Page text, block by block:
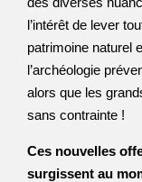
l’intérêt de lever
patrimoine naturel
l’archéologie
alors que les
sans contrainte !
Ces nouvelles
surgissent au